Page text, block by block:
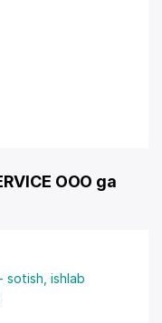
OOO ga
sotish, ishlab